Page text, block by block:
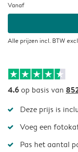
Vanaf
Alle prijzen incl. BTW
4.6op basis van
Deze prijs is
Voeg een
Pas het aantal